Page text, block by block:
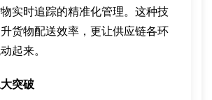
实时追踪的精准化管理。这种技
货物配送效率，更让供应链各环
起来。
突破